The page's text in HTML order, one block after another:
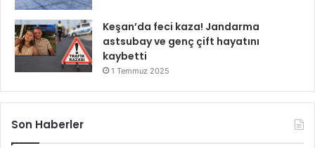
Keşan’da feci kaza! Jandarma
astsubay ve genç çift hayatını
kaybetti
1 Temmuz 2025
Son Haberler